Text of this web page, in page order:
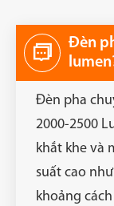

Đèn
Đèn pha
2000-2500
khắt khe và
suất cao
khoảng